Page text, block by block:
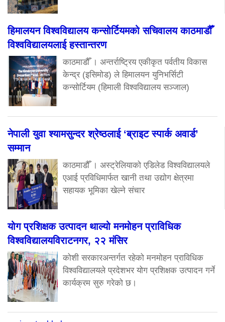
हिमालयन विश्वविद्यालय कन्सोर्टियमको सचिवालय काठमाडौँ
विश्वविद्यालयलाई हस्तान्तरण
काठमाडौँ । अन्तर्राष्ट्रिय एकीकृत पर्वतीय विकास
केन्द्र (इसिमोड) ले हिमालयन युनिभर्सिटी
कन्सोर्टियम (हिमाली विश्वविद्यालय सञ्जाल)
नेपाली युवा श्यामसुन्दर श्रेष्ठलाई ‘ब्राइट स्पार्क अवार्ड’
सम्मान
काठमाडौँ । अस्ट्रेलियाको एडिलेड विश्वविद्यालयले
एआई प्रविधिमार्फत खानी तथा उद्योग क्षेत्रमा
सहायक भूमिका खेल्ने संचार
योग प्रशिक्षक उत्पादन थाल्यो मनमोहन प्राविधिक
विश्वविद्यालयविराटनगर, २२ मंसिर
कोशी सरकारअन्तर्गत रहेको मनमोहन प्राविधिक
विश्वविद्यालयले प्रदेशभर योग प्रशिक्षक उत्पादन गर्ने
कार्यक्रम सुरु गरेको छ।